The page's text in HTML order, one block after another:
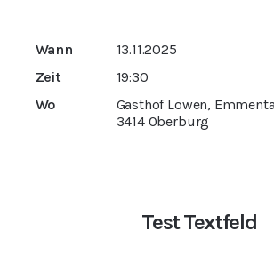
Wann
13.11.2025
Zeit
19:30
Wo
Gasthof Löwen,
3414 Oberburg
Test Textfeld